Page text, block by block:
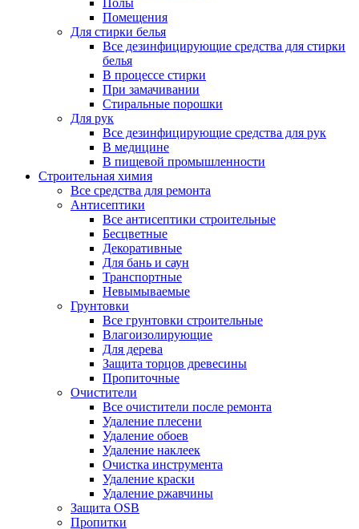
Полы
Помещения
Для стирки белья
Все дезинфицирующие средства для стирки
белья
В процессе стирки
При замачивании
Стиральные порошки
Для рук
Все дезинфицирующие средства для рук
В медицине
В пищевой промышленности
Строительная химия
Все средства для ремонта
Антисептики
Все антисептики строительные
Бесцветные
Декоративные
Для бань и саун
Транспортные
Невымываемые
Грунтовки
Все грунтовки строительные
Влагоизолирующие
Для дерева
Защита торцов древесины
Пропиточные
Очистители
Все очистители после ремонта
Удаление плесени
Удаление обоев
Удаление наклеек
Очистка инструмента
Удаление краски
Удаление ржавчины
Защита OSB
Пропитки